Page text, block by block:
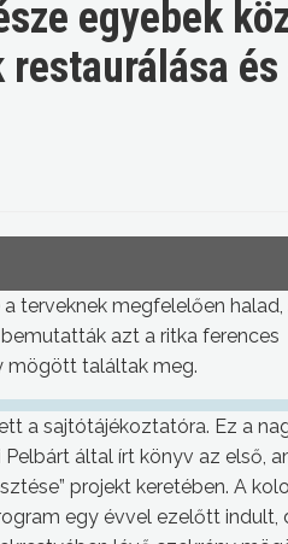
egyebek
és
terveknek megfelelően halad,
azt a ritka ferences
mögött találtak meg.
a sajtótájékoztatóra. Ez a
által írt könyv az első,
projekt keretében. A
egy évvel ezelőtt indult,